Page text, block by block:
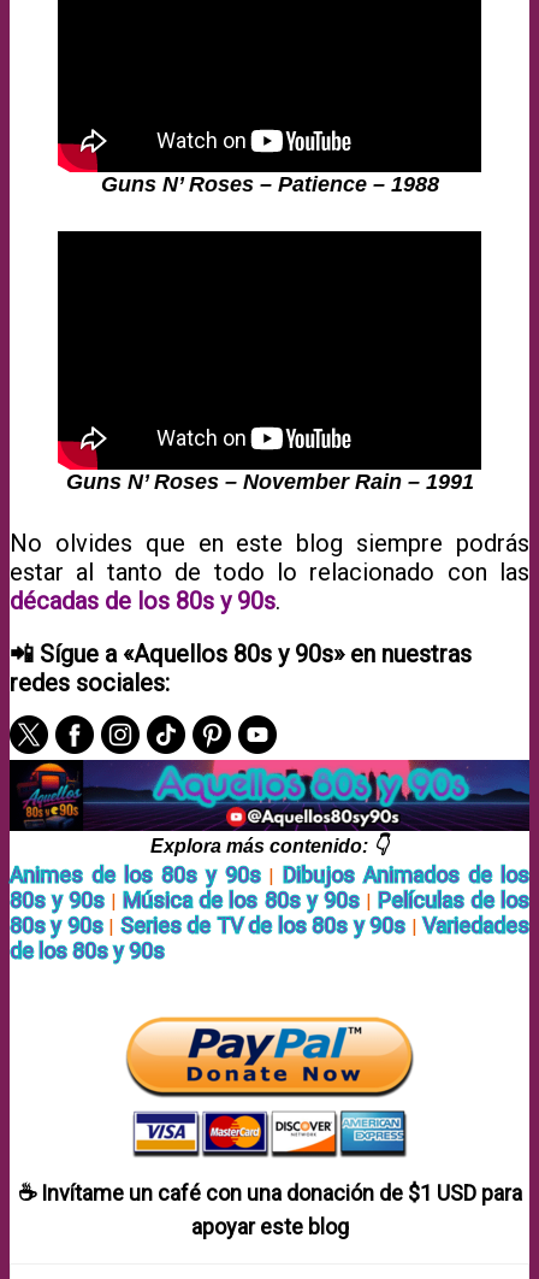
Guns N’ Roses – Patience – 1988
Guns N’ Roses – November Rain – 1991
No olvides que en este blog siempre podrás
estar al tanto de todo lo relacionado con las
décadas de los 80s y 90s.
📲 Sígue a «Aquellos 80s y 90s» en nuestras
redes sociales:
Explora más contenido: 👇
Animes de los 80s y 90s| Dibujos Animados de los
80s y 90s | Música de los 80s y 90s| Películas de los
80s y 90s| Series de TV de los 80s y 90s |Variedades
de los 80s y 90s
☕ Invítame un café con una donación de $1 USDpara
apoyar este blog